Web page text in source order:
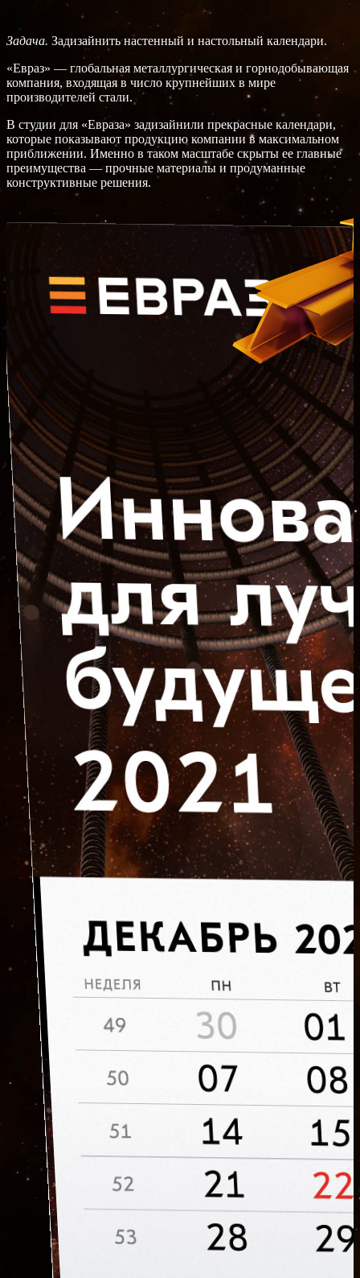
Задача. Задизайнить настенный и настольный календари.
«Евраз» — глобальная металлургическая и горнодобывающая
компания, входящая в число крупнейших в мире
производителей стали.
В студии для «Евраза» задизайнили прекрасные календари,
которые показывают продукцию компании в максимальном
приближении. Именно в таком масштабе скрыты ее главные
преимущества — прочные материалы и продуманные
конструктивные решения.